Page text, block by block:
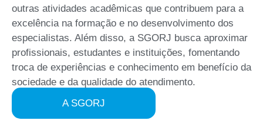
outras atividades acadêmicas que contribuem para a
excelência na formação e no desenvolvimento dos
especialistas. Além disso, a SGORJ busca aproximar
profissionais, estudantes e instituições, fomentando
troca de experiências e conhecimento em benefício da
sociedade e da qualidade do atendimento.
A SGORJ